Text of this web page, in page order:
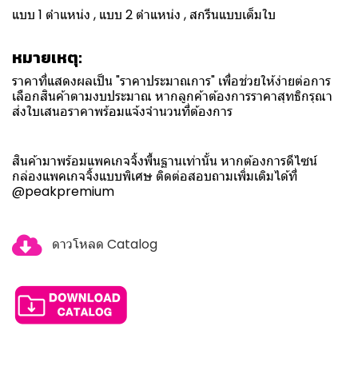
แบบ 1 ตำแหน่ง , แบบ 2 ตำแหน่ง , สกรีนแบบเต็มใบ
หมายเหตุ:
ราคาที่แสดงผลเป็น "ราคาประมาณการ" เพื่อช่วยให้ง่ายต่อการ
เลือกสินค้าตามงบประมาณ หากลูกค้าต้องการราคาสุทธิกรุณา
ส่งใบเสนอราคาพร้อมแจ้งจำนวนที่ต้องการ
สินค้ามาพร้อมแพคเกจจิ้งพื้นฐานเท่านั้น หากต้องการดีไซน์
กล่องแพคเกจจิ้งแบบพิเศษ ติดต่อสอบถามเพิ่มเติมได้ที่
@peakpremium
ดาวโหลด Catalog